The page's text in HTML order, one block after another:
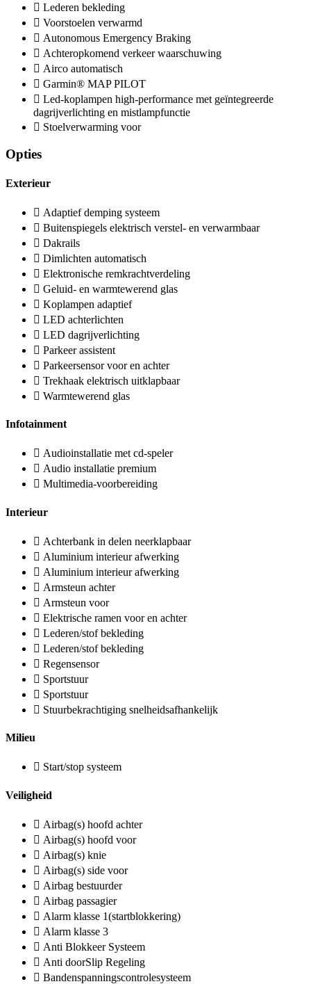
Lederen bekleding
Voorstoelen verwarmd
Autonomous Emergency Braking
Achteropkomend verkeer waarschuwing
Airco automatisch
Garmin® MAP PILOT
Led-koplampen high-performance met geïntegreerde
dagrijverlichting en mistlampfunctie
Stoelverwarming voor
Opties
Exterieur
Adaptief demping systeem
Buitenspiegels elektrisch verstel- en verwarmbaar
Dakrails
Dimlichten automatisch
Elektronische remkrachtverdeling
Geluid- en warmtewerend glas
Koplampen adaptief
LED achterlichten
LED dagrijverlichting
Parkeer assistent
Parkeersensor voor en achter
Trekhaak elektrisch uitklapbaar
Warmtewerend glas
Infotainment
Audioinstallatie met cd-speler
Audio installatie premium
Multimedia-voorbereiding
Interieur
Achterbank in delen neerklapbaar
Aluminium interieur afwerking
Aluminium interieur afwerking
Armsteun achter
Armsteun voor
Elektrische ramen voor en achter
Lederen/stof bekleding
Lederen/stof bekleding
Regensensor
Sportstuur
Sportstuur
Stuurbekrachtiging snelheidsafhankelijk
Milieu
Start/stop systeem
Veiligheid
Airbag(s) hoofd achter
Airbag(s) hoofd voor
Airbag(s) knie
Airbag(s) side voor
Airbag bestuurder
Airbag passagier
Alarm klasse 1(startblokkering)
Alarm klasse 3
Anti Blokkeer Systeem
Anti doorSlip Regeling
Bandenspanningscontrolesysteem